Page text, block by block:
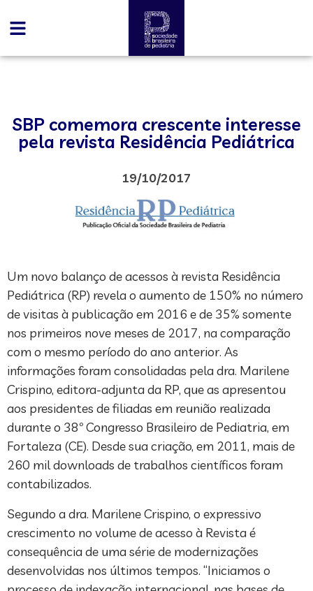
SBP comemora crescente interesse
pela revista Residência Pediátrica
19/10/2017
Um novo balanço de acessos à revista Residência
Pediátrica (RP) revela o aumento de 150% no número
de visitas à publicação em 2016 e de 35% somente
nos primeiros nove meses de 2017, na comparação
com o mesmo período do ano anterior. As
informações foram consolidadas pela dra. Marilene
Crispino, editora-adjunta da RP, que as apresentou
aos presidentes de filiadas em reunião realizada
durante o 38º Congresso Brasileiro de Pediatria, em
Fortaleza (CE). Desde sua criação, em 2011, mais de
260 mil downloads de trabalhos científicos foram
contabilizados.
Segundo a dra. Marilene Crispino, o expressivo
crescimento no volume de acesso à Revista é
consequência de uma série de modernizações
desenvolvidas nos últimos tempos. “Iniciamos o